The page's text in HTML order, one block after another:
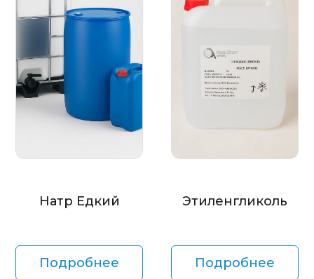
Натр Едкий
Подробнее
Этиленгликоль
Подробнее